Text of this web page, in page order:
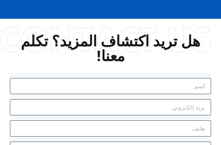
هل تريد اكتشاف المزيد؟ تكلم
معنا!